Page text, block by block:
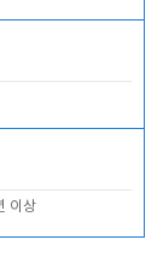
이상